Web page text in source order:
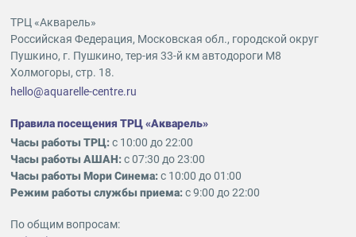
ТРЦ «Акварель»
Российская Федерация, Московская обл., городской округ
Пушкино, г. Пушкино, тер-ия 33-й км автодороги М8
Холмогоры, стр. 18.
hello@aquarelle-centre.ru
Правила посещения ТРЦ «Акварель»
Часы работы ТРЦ:с 10:00 до 22:00
Часы работы АШАН:с 07:30 до 23:00
Часы работы Мори Синема:с 10:00 до 01:00
Режим работы службы приема:с 9:00 до 22:00
По общим вопросам: